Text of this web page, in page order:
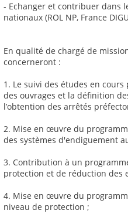
- Echanger et contribuer dans
nationaux (ROL NP, France
En qualité de chargé de
concerneront :
1. Le suivi des études en
des ouvrages et la définition
l’obtention des arrêtés
2. Mise en œuvre du
des systèmes d'endiguement
3. Contribution à un
protection et de réduction des
4. Mise en œuvre du
niveau de protection ;